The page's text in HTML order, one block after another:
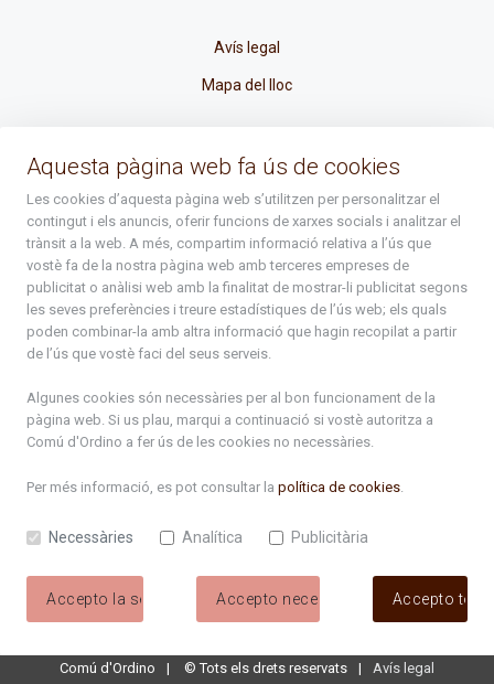
Avís legal
Mapa del lloc
atenciociutadana@ordino.ad
+376 878 100
De Dl. a Dv. : de 8 a 16h (els divendres a partir de l'1 de juny
fins al divendres de la setmana de Meritxell : de 8 a 14h)
Rep tota l'actualitat del Comú d'Ordino en el teu correu
Subscriu-te
Aquesta pàgina web fa ús de cookies
Les cookies d’aquesta pàgina web s’utilitzen per personalitzar el
contingut i els anuncis, oferir funcions de xarxes socials i analitzar el
trànsit a la web. A més, compartim informació relativa a l’ús que
vostè fa de la nostra pàgina web amb terceres empreses de
publicitat o anàlisi web amb la finalitat de mostrar-li publicitat segons
les seves preferències i treure estadístiques de l’ús web; els quals
poden combinar-la amb altra informació que hagin recopilat a partir
de l’ús que vostè faci del seus serveis.
Algunes cookies són necessàries per al bon funcionament de la
pàgina web. Si us plau, marqui a continuació si vostè autoritza a
Comú d'Ordino a fer ús de les cookies no necessàries.
Per més informació, es pot consultar la política de cookies.
Necessàries Analítica Publicitària
Accepto la selecció Accepto necessàries Accepto
Comú d'Ordino ©Tots els drets reservats
Avís legal